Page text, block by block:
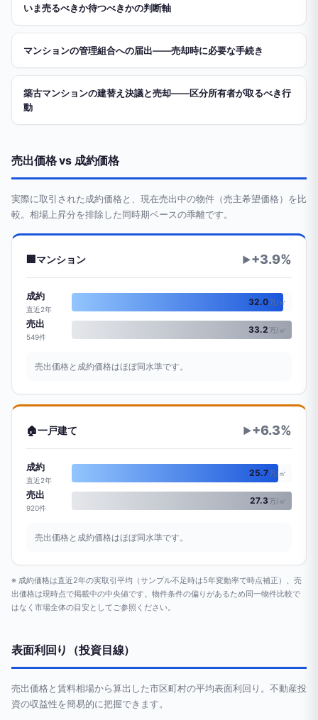
いま売るべきか待つべきかの判断軸
マンションの管理組合への届出——売却時に必要な手続き
築古マンションの建替え決議と売却——区分所有者が取るべき行
動
売出価格 vs 成約価格
実際に取引された成約価格と、現在売出中の物件（売主希望価格）を比
較。相場上昇分を排除した同時期ベースの乖離です。
マンション ▶+3.9%
成約
直近2年
32.0万/㎡
売出
549件
33.2万/㎡
売出価格と成約価格はほぼ同水準です。
🏠一戸建て ▶+6.3%
成約
直近2年
25.7万/㎡
売出
920件
27.3万/㎡
売出価格と成約価格はほぼ同水準です。
※ 成約価格は直近2年の実取引平均（サンプル不足時は5年変動率で時点補正）、売
出価格は現時点で掲載中の中央値です。物件条件の偏りがあるため同一物件比較で
はなく市場全体の目安としてご参照ください。
表面利回り（投資目線）
売出価格と賃料相場から算出した市区町村の平均表面利回り。不動産投
資の収益性を簡易的に把握できます。